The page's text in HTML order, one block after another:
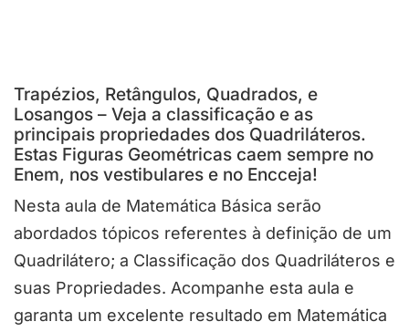
Trapézios, Retângulos, Quadrados, e
Losangos – Veja a classificação e as
principais propriedades dos Quadriláteros.
Estas Figuras Geométricas caem sempre no
Enem, nos vestibulares e no Encceja!
Nesta aula de Matemática Básica serão
abordados tópicos referentes à definição de um
Quadrilátero; a Classificação dos Quadriláteros e
suas Propriedades. Acompanhe esta aula e
garanta um excelente resultado em Matemática